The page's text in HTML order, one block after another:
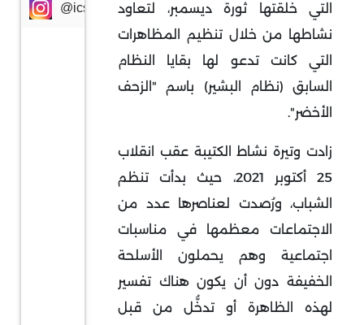
التي خلقتها ثورة ديسمبر، لتعاود
نشاطها من خلال تنظيم المظاهرات
التي كانت تدعو لها بقايا النظام
السابق (نظام البشير) باسم "الزحف
الأخضر".
زادت وتيرة نشاط الكتيبة عقب انقلاب
25 أكتوبر 2021، حيث بدأت تنظم
الشباب، ورُصدت لعناصرها عدد من
الاجتماعات معظمها في مناسبات
اجتماعية وهم يحملون الأسلحة
الخفيفة دون أن يكون هناك تفسير
لهذه الظاهرة أو تدخُّل من قبل
@icssresearch